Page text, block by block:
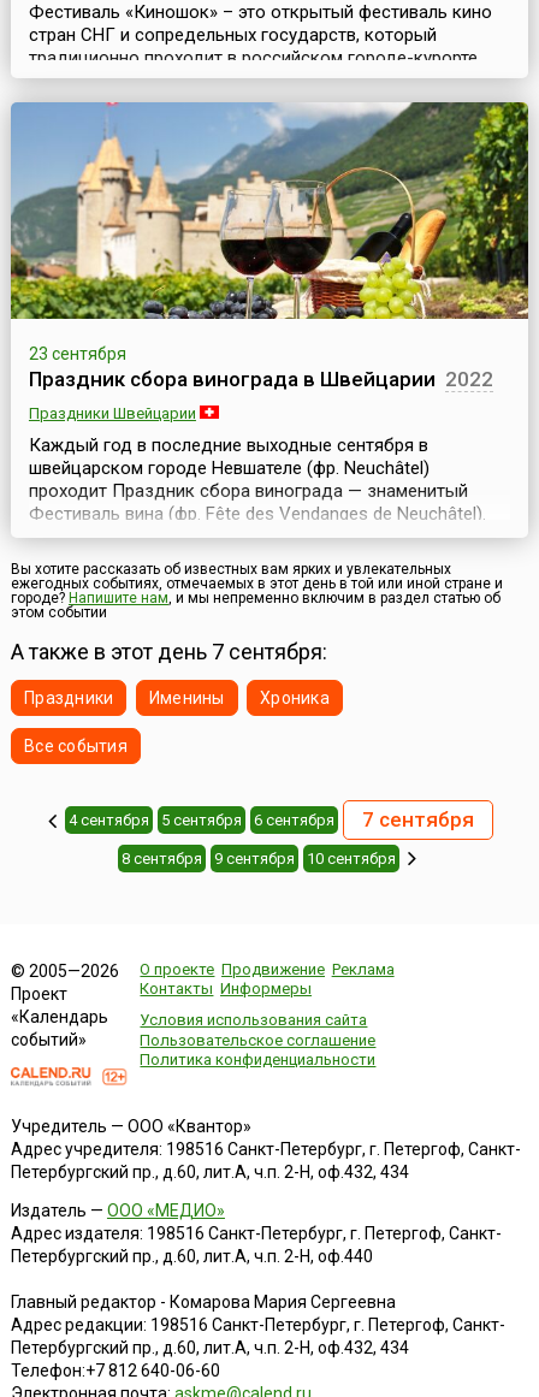
Фестиваль «Киношок» – это открытый фестиваль кино
стран СНГ и сопредельных государств, который
традиционно проходит в российском городе-курорте
Анапе в сентябре и продолжается неделю. Впервые
фестиваль, основанный актрисой Ириной Шевчук,
драматургом Виктором Мережко, а также журналистом и
кинокритиком Сергеем Новожиловым, состоялся в 1992
году как форум авангардного кино и с тех пор
проводится...
23 сентября
Праздник сбора винограда в Швейцарии 2022
Праздники Швейцарии
Каждый год в последние выходные сентября в
швейцарском городе Невшателе (фр. Neuchâtel)
проходит Праздник сбора винограда — знаменитый
Фестиваль вина (фр. Fête des Vendanges de Neuchâtel).
Три дня — с пятницы до воскресенья — кафе, бары,
уличные стойки по продаже вина и музыкальные группы
оживляют старый город и делают жизнь веселее и
праздничнее.Известно, что выращивать виноград на
Вы хотите рассказать об известных вам ярких и увлекательных
ежегодных событиях, отмечаемых в этот день в той или иной стране и
городе? Напишите нам, и мы непременно включим в раздел статью об
этом событии
А также в этот день 7 сентября:
Праздники Именины Хроника
Все события
4 сентября 5 сентября 6 сентября 7 сентября
8 сентября 9 сентября 10 сентября
© 2005—2026
Проект
«Календарь
событий»
О проекте Продвижение Реклама
Контакты Информеры
Условия использования сайта
Пользовательское соглашение
Политика конфиденциальности
Учредитель — ООО «Квантор»
Адрес учредителя: 198516 Санкт-Петербург, г. Петергоф, Санкт-
Петербургский пр., д.60, лит.А, ч.п. 2-Н, оф.432, 434
Издатель — ООО «МЕДИО»
Адрес издателя: 198516 Санкт-Петербург, г. Петергоф, Санкт-
Петербургский пр., д.60, лит.А, ч.п. 2-Н, оф.440
Главный редактор - Комарова Мария Сергеевна
Адрес редакции: 198516 Санкт-Петербург, г. Петергоф, Санкт-
Петербургский пр., д.60, лит.А, ч.п. 2-Н, оф.432, 434
Телефон:+7 812 640-06-60
Электронная почта: askme@calend.ru